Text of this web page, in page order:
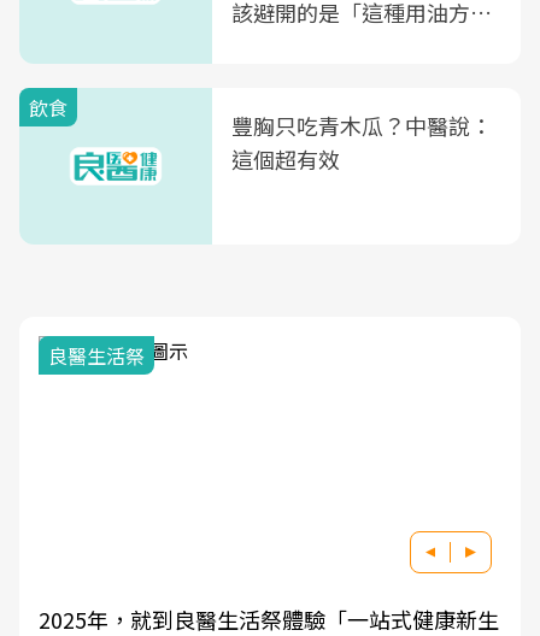
該避開的是「這種用油方
飲食
豐胸只吃青木瓜？中醫說：
這個超有效
良醫生活祭
2025年，就到良醫生活祭體驗「一站式健康新生